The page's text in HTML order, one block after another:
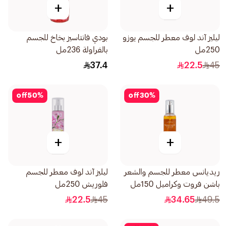
+
ليليز آند لوف معطر للجسم يوزو
250مل
45
22.5
+
بودي فانتاسيز بخاخ للجسم
بالفراولة 236مل
37.4
30%
off
+
ريديانس معطر للجسم والشعر
باشن فروت وكراميل 150مل
49.5
34.65
50%
off
+
ليليز آند لوف معطر للجسم
فلوريش 250مل
45
22.5